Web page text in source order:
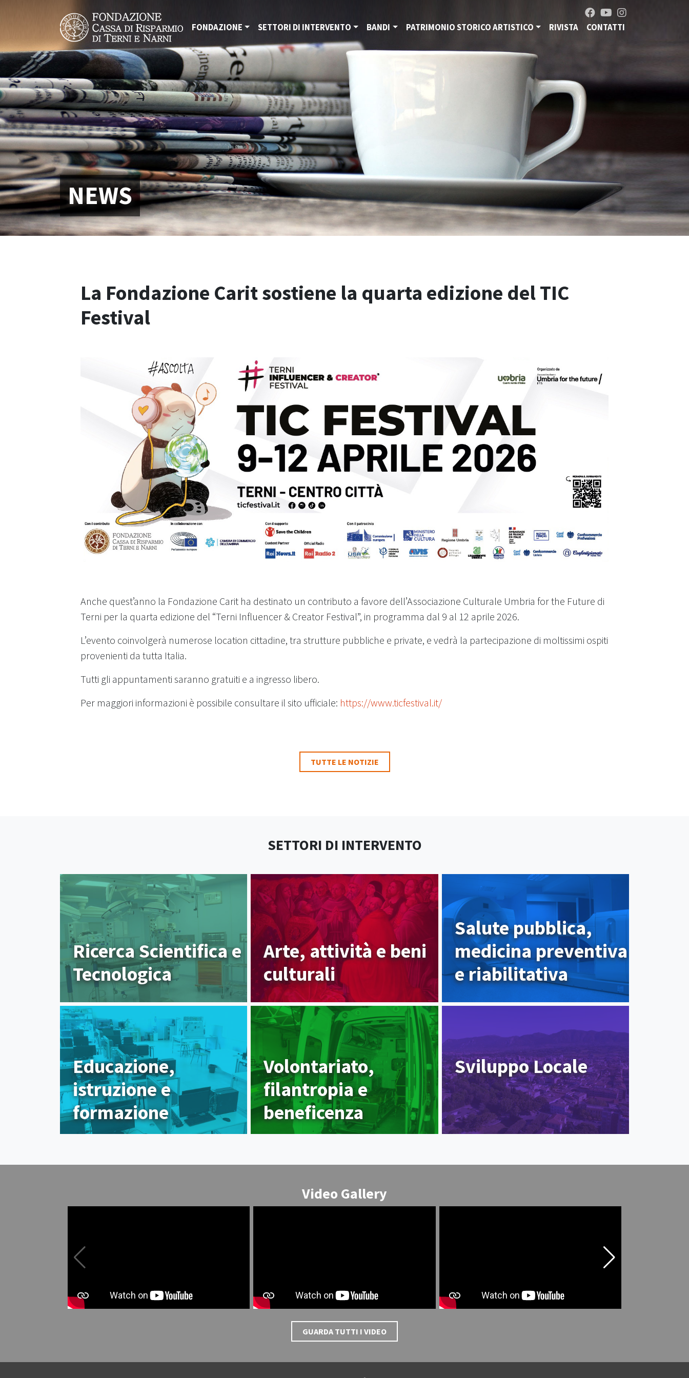
FONDAZIONE SETTORI DI INTERVENTO BANDI PATRIMONIO STORICO ARTISTICO RIVISTA CONTATTI
NEWS
La Fondazione Carit sostiene la quarta edizione del TIC
Festival
Anche quest’anno la Fondazione Carit ha destinato un contributo a favore dell’Associazione Culturale Umbria for the Future di
Terni per la quarta edizione del “Terni Influencer & Creator Festival”, in programma dal 9 al 12 aprile 2026.
L’evento coinvolgerà numerose location cittadine, tra strutture pubbliche e private, e vedrà la partecipazione di moltissimi ospiti
provenienti da tutta Italia.
Tutti gli appuntamenti saranno gratuiti e a ingresso libero.
Per maggiori informazioni è possibile consultare il sito ufficiale: https://www.ticfestival.it/
TUTTE LE NOTIZIE
SETTORI DI INTERVENTO
Ricerca Scientifica e
Tecnologica
Arte, attività e beni
culturali
Salute pubblica,
medicina preventiva
e riabilitativa
Educazione,
istruzione e
formazione
Volontariato,
filantropia e
beneficenza
Sviluppo Locale
Video Gallery
GUARDA TUTTI I VIDEO